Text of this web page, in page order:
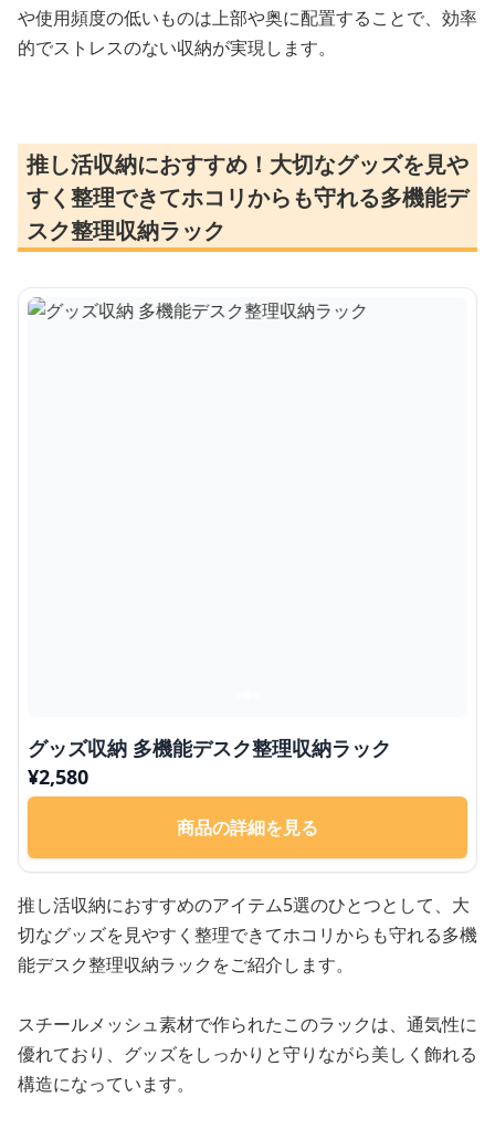
や使用頻度の低いものは上部や奥に配置することで、効率
的でストレスのない収納が実現します。
推し活収納におすすめ！大切なグッズを見や
すく整理できてホコリからも守れる多機能デ
スク整理収納ラック
グッズ収納 多機能デスク整理収納ラック
¥2,580
商品の詳細を見る
推し活収納におすすめのアイテム5選のひとつとして、大
切なグッズを見やすく整理できてホコリからも守れる多機
能デスク整理収納ラックをご紹介します。
スチールメッシュ素材で作られたこのラックは、通気性に
優れており、グッズをしっかりと守りながら美しく飾れる
構造になっています。